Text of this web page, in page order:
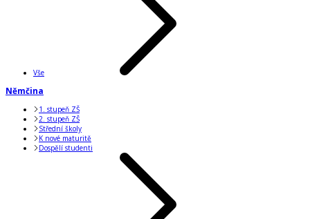
Vše
Němčina
1. stupeň ZŠ
2. stupeň ZŠ
Střední školy
K nové maturitě
Dospělí studenti